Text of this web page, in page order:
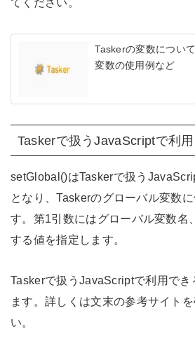
てください。
Taskerの変数につい
変数の使用例など
Taskerで扱うJavaScriptで利
setGlobal()はTaskerで扱う
となり、Taskerのグローバル変数
す。第1引数にはグローバル変数名
する値を指定します。
Taskerで扱うJavaScriptで利用でき
ます。詳しくは文末の参考サイト
い。